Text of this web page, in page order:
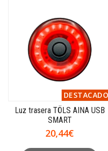
DESTACADO
Luz trasera TÖLS AINA USB
SMART
20,44€